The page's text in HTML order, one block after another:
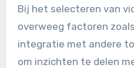
Bij het selecteren van
overweeg factoren
integratie met andere
om inzichten te delen